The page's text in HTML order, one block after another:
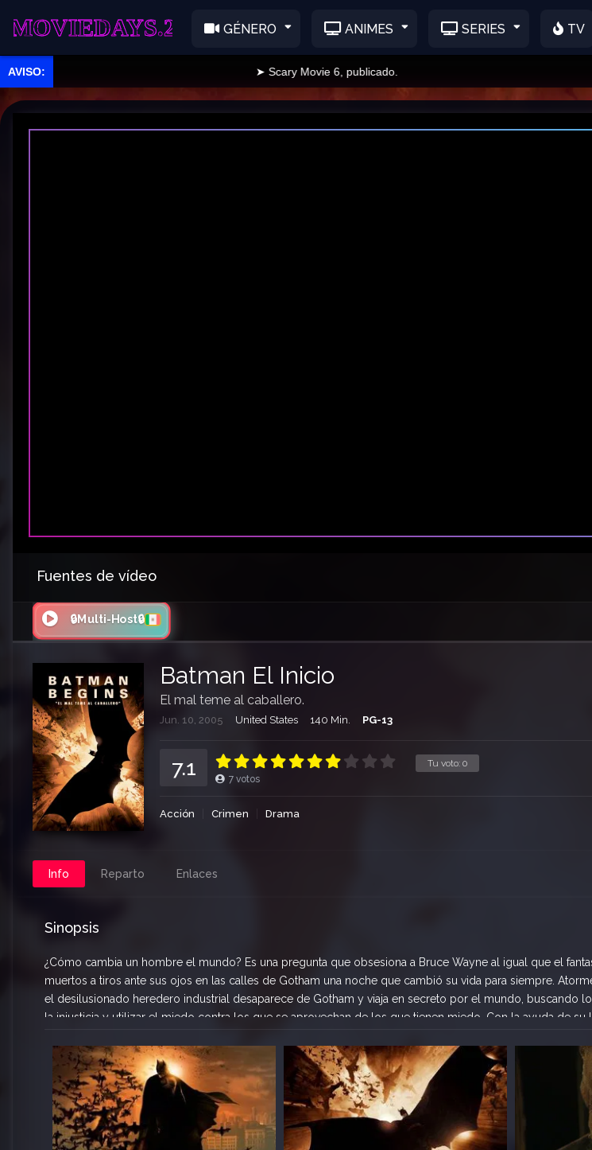
GÉNERO ANIMES SERIES TV
➤ Scary Movie 6, publicado.
Fuentes de vídeo
🔒Multi-Host🔒
Batman El Inicio
El mal teme al caballero.
Jun. 10, 2005 United States 140 Min. PG-13
Tu voto: 0
7.1 7 votos
Acción Crimen Drama
Info Reparto Enlaces
Sinopsis
¿Cómo cambia un hombre el mundo? Es una pregunta que obsesiona a Bruce Wayne al igual que el
muertos a tiros ante sus ojos en las calles de Gotham una noche que cambió su vida para siempre.
el desilusionado heredero industrial desaparece de Gotham y viaja en secreto por el mundo, buscando
la injusticia y utilizar el miedo contra los que se aprovechan de los que tienen miedo. Con la ayuda de
la división de Ciencias Aplicadas de Wayne Enterprises, Bruce Wayne libera a su imponente alter ego:
enmascarado que utiliza la fuerza, la inteligencia y un despliegue de artefactos de alta tecnología para
que amenazan con destruir la ciudad.